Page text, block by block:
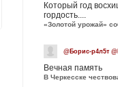
Который год
гордость....
«Золотой урожай»
@Борис-р4л5т
Вечная память